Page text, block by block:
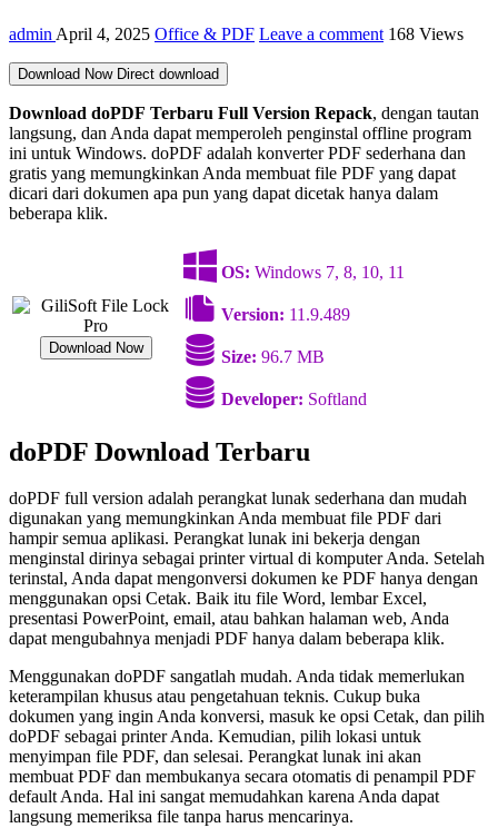
admin April 4, 2025 Office & PDF Leave a comment 168 Views
Download Now Direct download
Download doPDF Terbaru Full Version Repack, dengan tautan
langsung, dan Anda dapat memperoleh penginstal offline program
ini untuk Windows. doPDF adalah konverter PDF sederhana dan
gratis yang memungkinkan Anda membuat file PDF yang dapat
dicari dari dokumen apa pun yang dapat dicetak hanya dalam
beberapa klik.
Download Now
OS: Windows 7, 8, 10, 11
Version: 11.9.489
Size: 96.7 MB
Developer: Softland
doPDF Download Terbaru
doPDF full version adalah perangkat lunak sederhana dan mudah
digunakan yang memungkinkan Anda membuat file PDF dari
hampir semua aplikasi. Perangkat lunak ini bekerja dengan
menginstal dirinya sebagai printer virtual di komputer Anda. Setelah
terinstal, Anda dapat mengonversi dokumen ke PDF hanya dengan
menggunakan opsi Cetak. Baik itu file Word, lembar Excel,
presentasi PowerPoint, email, atau bahkan halaman web, Anda
dapat mengubahnya menjadi PDF hanya dalam beberapa klik.
Menggunakan doPDF sangatlah mudah. Anda tidak memerlukan
keterampilan khusus atau pengetahuan teknis. Cukup buka
dokumen yang ingin Anda konversi, masuk ke opsi Cetak, dan pilih
doPDF sebagai printer Anda. Kemudian, pilih lokasi untuk
menyimpan file PDF, dan selesai. Perangkat lunak ini akan
membuat PDF dan membukanya secara otomatis di penampil PDF
default Anda. Hal ini sangat memudahkan karena Anda dapat
langsung memeriksa file tanpa harus mencarinya.